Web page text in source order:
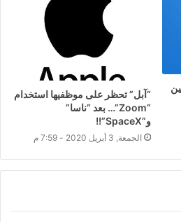
“آبل” تحظر على موظفيها استخدام
“Zoom”… بعد “ناسا”
و”SpaceX”!!
الجمعة, 3 أبريل 2020 - 7:59 م